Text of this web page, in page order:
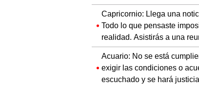
Capricornio: Llega una
Todo lo que pensaste
realidad. Asistirás a una
Acuario: No se está
exigir las condiciones o
escuchado y se hará